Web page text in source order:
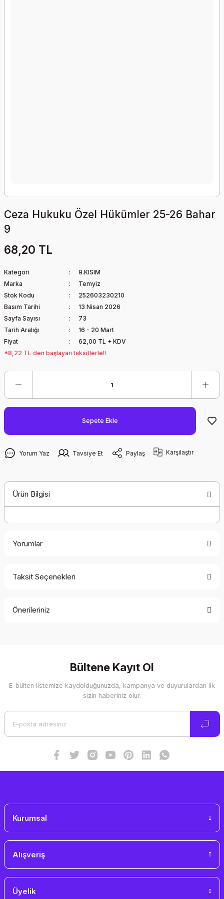
Ceza Hukuku Özel Hükümler 25-26 Bahar
9
68,20 TL
Kategori
9.KISIM
Marka
Temyiz
Stok Kodu
252603230210
Basım Tarihi
13 Nisan 2026
Sayfa Sayısı
73
Tarih Aralığı
16 - 20 Mart
Fiyat
62,00 TL + KDV
*8,22 TL den başlayan taksitlerle!!
Sepete Ekle
Yorum Yaz Tavsiye Et Paylaş Karşılaştır
Ürün Bilgisi
Yorumlar
Taksit Seçenekleri
Önerileriniz
Görüş ve önerileriniz için teşekkür ederiz.
Ürün resmi kalitesiz, bozuk veya görüntülenemiyor.
Bültene Kayıt Ol
E-bülten listemize kaydolduğunuzda, kampanya ve duyurulardan ilk
sizin haberiniz olur.
Kurumsal
Alışveriş
Üyelik